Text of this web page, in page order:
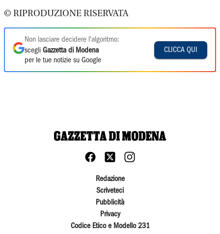
© RIPRODUZIONE RISERVATA
Non lasciare decidere l'algoritmo:
scegli Gazzetta di Modena
per le tue notizie su Google
CLICCA QUI
Redazione
Scriveteci
Pubblicità
Privacy
Codice Etico e Modello 231